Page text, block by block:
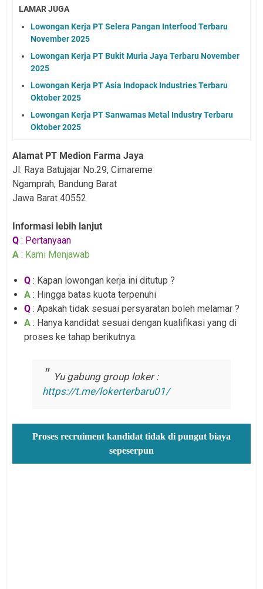
LAMAR JUGA
Lowongan Kerja PT Selera Pangan Interfood Terbaru
November 2025
Lowongan Kerja PT Bukit Muria Jaya Terbaru November
2025
Lowongan Kerja PT Asia Indopack Industries Terbaru
Oktober 2025
Lowongan Kerja PT Sanwamas Metal Industry Terbaru
Oktober 2025
Alamat PT Medion Farma Jaya
Jl. Raya Batujajar No.29, Cimareme
Ngamprah, Bandung Barat
Jawa Barat 40552
Informasi lebih lanjut
Q : Pertanyaan
A : Kami Menjawab
Q : Kapan lowongan kerja ini ditutup ?
A : Hingga batas kuota terpenuhi
Q : Apakah tidak sesuai persyaratan boleh melamar ?
A : Hanya kandidat sesuai dengan kualifikasi yang di
proses ke tahap berikutnya.
Yu gabung group loker :
https://t.me/lokerterbaru01/
Proses recruiment kandidat tidak di pungut biaya
sepeserpun